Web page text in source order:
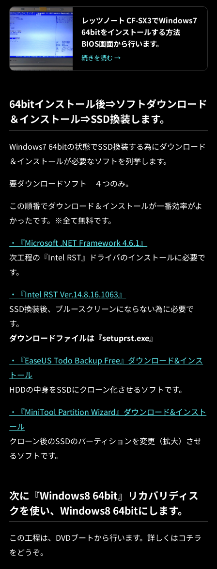
レッツノート CF-SX3でWindows7
64bitをインストールする方法
BIOS画面から行います。
続きを読む →
64bitインストール後⇒ソフトダウンロード
＆インストール⇒SSD換装します。
Windows7 64bitの状態でSSD換装する為にダウンロード
＆インストールが必要なソフトを列挙します。
要ダウンロードソフト ４つのみ。
この順番でダウンロード＆インストールが一番効率がよ
かったです。※全て無料です。
・『Microsoft .NET Framework 4.6.1』
次工程の『Intel RST』ドライバのインストールに必要で
す。
・『Intel RST Ver.14.8.16.1063』
SSD換装後、ブルースクリーンにならない為に必要で
す。
ダウンロードファイルは『setuprst.exe』
・『EaseUS Todo Backup Free』ダウンロード&インス
トール
HDDの中身をSSDにクローン化させるソフトです。
・『MiniTool Partition Wizard』ダウンロード&インスト
ール
クローン後のSSDのパーティションを変更（拡大）させ
るソフトです。
次に『Windows8 64bit』リカバリディス
クを使い、Windows8 64bitにします。
この工程は、DVDブートから行います。詳しくはコチラ
をどうぞ。